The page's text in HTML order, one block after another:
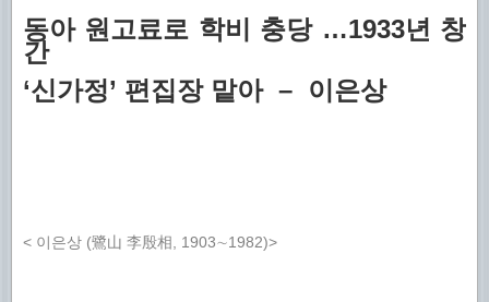
동아 원고료로 학비 충당 …1933년 창
간
‘신가정’ 편집장 맡아 – 이은상
< 이은상 (鷺山 李殷相, 1903∼1982)>